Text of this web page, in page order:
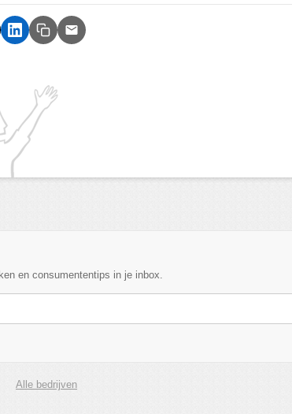
en consumententips in je inbox.
Alle bedrijven